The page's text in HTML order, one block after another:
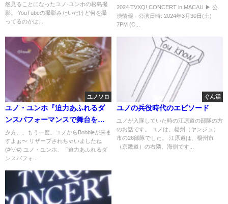
然見ることになったユノ·ユンホの松島撮
影。 YouTubeの撮影みたいだけど何を撮
ってるのかは...
（19日）。
2024 TVXQ! CONCERT in MACAU ▶ 公
演情報 - 公演日時: 2024年3月30日(土)
7PM (C...
ユノソロ
ユノ・ユンホ『迫力あふれるダ
ンスパフォーマンスで舞台をひ
きつけるスター』
夕方、、もう一度、ユノからBobbleが来ま
すよぉ〜 リザーブされちゃいましたね
(#^.^#) ユノ・ユンホ、「迫力あふれるダ
ンスパフォ...
ぐん活
ユノの兵役時代のエピソード
ユノが入隊していた時の江原道の部隊の方
のお話です。 ユノは、楊州（ヤンジュ）
市の26部隊でした。 江原道は、楊州市
（京畿道）の右隣、海側です...